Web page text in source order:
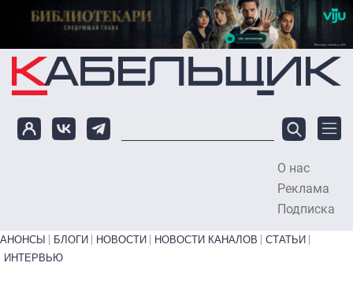
Перейти к основному содержанию
О нас
Реклама
Подписка
Primary links bottom
АНОНСЫ БЛОГИ НОВОСТИ НОВОСТИ КАНАЛОВ
СТАТЬИ
ИНТЕРВЬЮ